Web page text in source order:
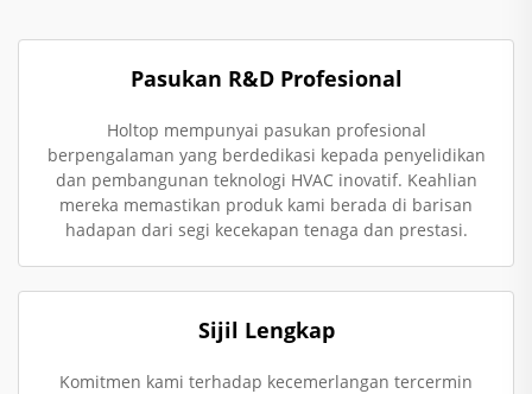
Pasukan R&D Profesional
Holtop mempunyai pasukan profesional
berpengalaman yang berdedikasi kepada penyelidikan
dan pembangunan teknologi HVAC inovatif. Keahlian
mereka memastikan produk kami berada di barisan
hadapan dari segi kecekapan tenaga dan prestasi.
Sijil Lengkap
Komitmen kami terhadap kecemerlangan tercermin